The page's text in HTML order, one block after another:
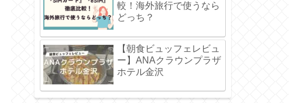
較！海外旅行で使うなら
どっち？
【朝食ビュッフェレビュ
ー】ANAクラウンプラザ
ホテル金沢